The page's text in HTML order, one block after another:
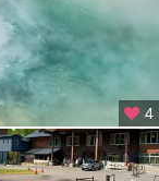
4